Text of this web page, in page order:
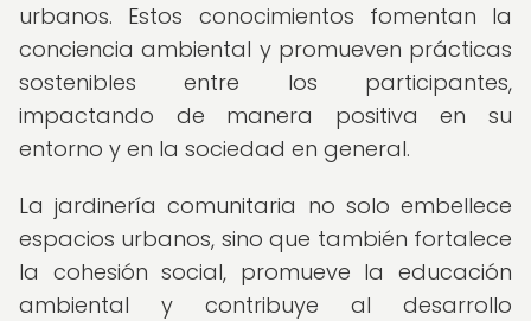
urbanos. Estos conocimientos fomentan la
conciencia ambiental y promueven prácticas
sostenibles entre los participantes,
impactando de manera positiva en su
entorno y en la sociedad en general.
La jardinería comunitaria no solo embellece
espacios urbanos, sino que también fortalece
la cohesión social, promueve la educación
ambiental y contribuye al desarrollo